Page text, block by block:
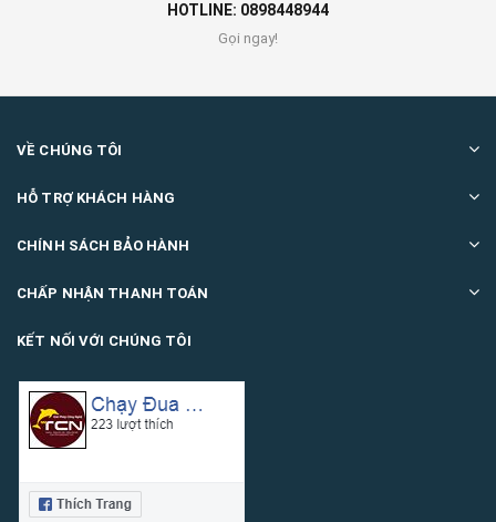
HOTLINE: 0898448944
Gọi ngay!
VỀ CHÚNG TÔI
HỖ TRỢ KHÁCH HÀNG
CHÍNH SÁCH BẢO HÀNH
CHẤP NHẬN THANH TOÁN
KẾT NỐI VỚI CHÚNG TÔI